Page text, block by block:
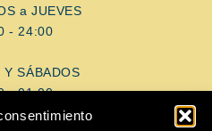
a JUEVES
- 24:00
Y SÁBADOS
- 01:00